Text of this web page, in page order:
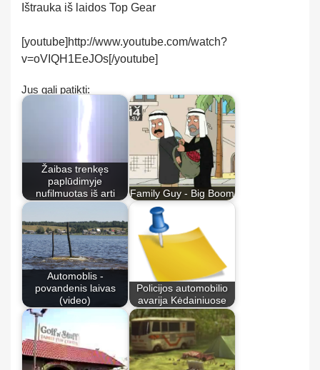
Ištrauka iš laidos Top Gear
[youtube]http://www.youtube.com/watch?
v=oVIQH1EeJOs[/youtube]
Jus gali patikti:
Žaibas trenkęs
paplūdimyje
nufilmuotas iš arti
Family Guy - Big Boom
Automoblis -
povandenis laivas
(video)
Policijos automobilio
avarija Kėdainiuose